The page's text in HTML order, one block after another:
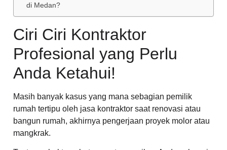
di Medan?
Ciri Ciri Kontraktor
Profesional yang Perlu
Anda Ketahui!
Masih banyak kasus yang mana sebagian pemilik
rumah tertipu oleh jasa kontraktor saat renovasi atau
bangun rumah, akhirnya pengerjaan proyek molor atau
mangkrak.